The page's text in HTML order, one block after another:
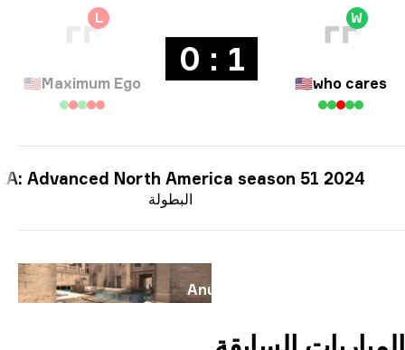
who cares
🇺🇸
Maximum Ego
🇺🇸
البطولة
Advanced North America season 51 2024
Anubis